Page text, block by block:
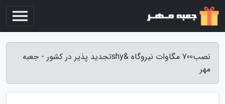
نصب700 مگاوات نیروگاه &shyتجدید پذیر در کشور - جعبه
مهر